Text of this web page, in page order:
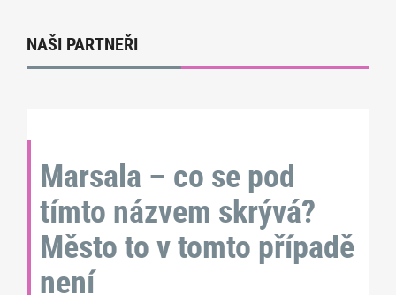
NAŠI PARTNEŘI
Marsala – co se pod
tímto názvem skrývá?
Město to v tomto případě
není